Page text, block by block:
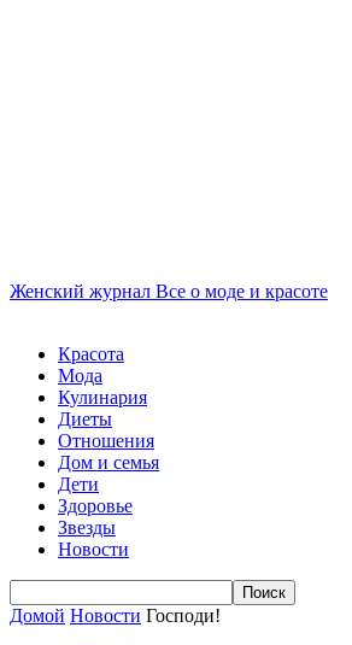
Женский журнал Все о моде и красоте
Красота
Мода
Кулинария
Диеты
Отношения
Дом и семья
Дети
Здоровье
Звезды
Новости
Домой Новости Господи!